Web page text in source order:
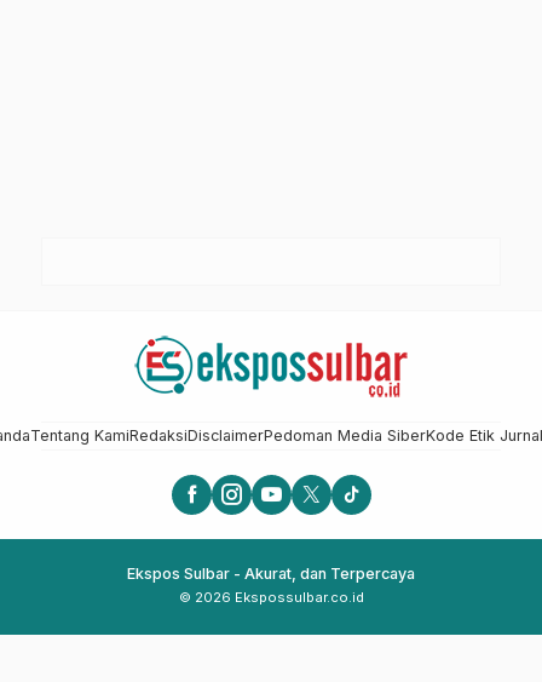
Tentang KamiRedaksiDisclaimerPedoman Media SiberKode Etik
Ekspos Sulbar - Akurat, dan Terpercaya
© 2026 Ekspossulbar.co.id